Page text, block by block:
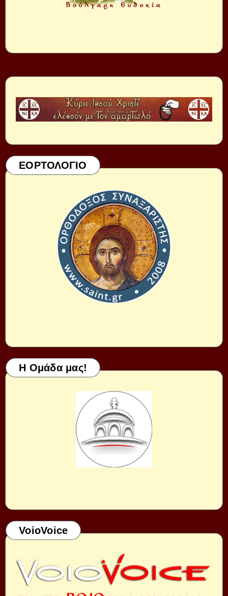
ΕΟΡΤΟΛΟΓΙΟ
Η Ομάδα μας!
VoioVoice